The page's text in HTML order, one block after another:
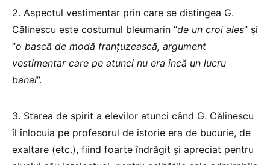
2. Aspectul vestimentar prin care se distingea G.
Călinescu este costumul bleumarin “de un croi ales” și
“o bască de modă franțuzească, argument
vestimentar care pe atunci nu era încă un lucru
banal”.
3. Starea de spirit a elevilor atunci când G. Călinescu
îl înlocuia pe profesorul de istorie era de bucurie, de
exaltare (etc.), fiind foarte îndrăgit și apreciat pentru